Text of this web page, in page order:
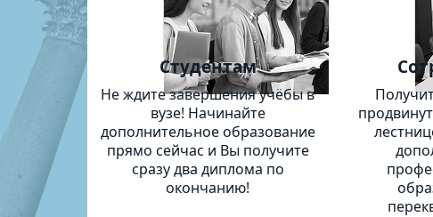
Студентам
Не ждите завершения учёбы в
вузе! Начинайте
дополнительное образование
прямо сейчас и Вы получите
сразу два диплома по
окончанию!